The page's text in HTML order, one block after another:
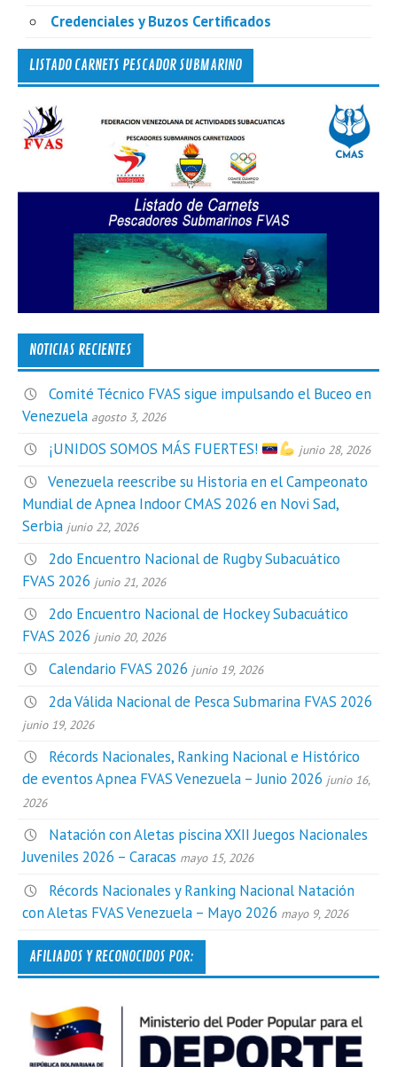
Credenciales y Buzos Certificados
LISTADO CARNETS PESCADOR SUBMARINO
NOTICIAS RECIENTES
Comité Técnico FVAS sigue impulsando el Buceo en
Venezuela agosto 3, 2026
¡UNIDOS SOMOS MÁS FUERTES! junio 28, 2026
Venezuela reescribe su Historia en el Campeonato
Mundial de Apnea Indoor CMAS 2026 en Novi Sad,
Serbia junio 22, 2026
2do Encuentro Nacional de Rugby Subacuático
FVAS 2026 junio 21, 2026
2do Encuentro Nacional de Hockey Subacuático
FVAS 2026 junio 20, 2026
Calendario FVAS 2026 junio 19, 2026
2da Válida Nacional de Pesca Submarina FVAS 2026
junio 19, 2026
Récords Nacionales, Ranking Nacional e Histórico
de eventos Apnea FVAS Venezuela – Junio 2026 junio 16,
2026
Natación con Aletas piscina XXII Juegos Nacionales
Juveniles 2026 – Caracas mayo 15, 2026
Récords Nacionales y Ranking Nacional Natación
con Aletas FVAS Venezuela – Mayo 2026 mayo 9, 2026
AFILIADOS Y RECONOCIDOS POR: